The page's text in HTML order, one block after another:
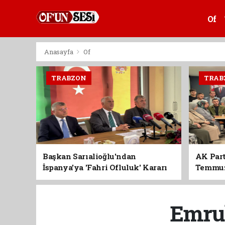
Of
Anasayfa Of
TRABZON
Başkan Sarıalioğlu'ndan
İspanya'ya 'Fahri Ofluluk' Kararı
AK
Birlik